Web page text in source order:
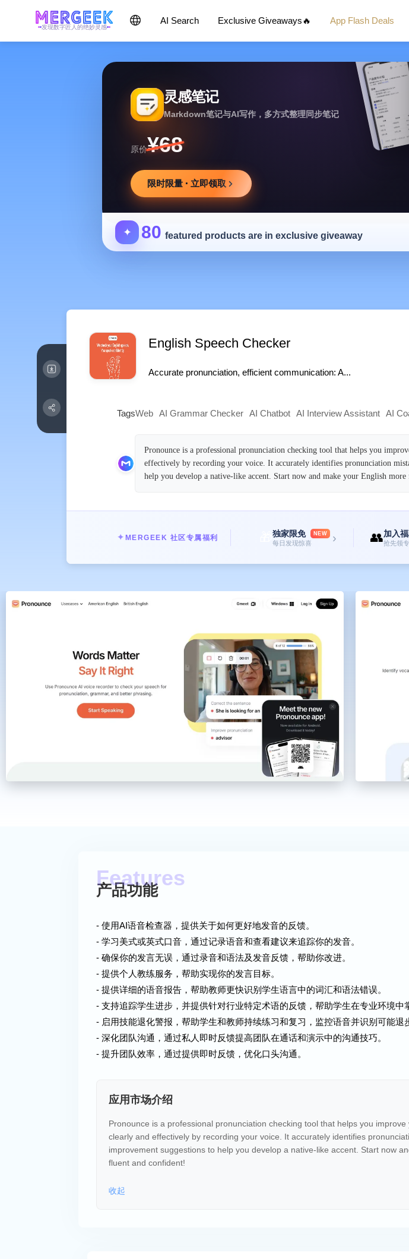
发现数字匠人的绝妙灵感
AI Search Exclusive Giveaways🔥 App Flash Deals
灵感笔记
Markdown笔记与AI写作，多方式整理同步笔记
原价¥68
限时限量 · 立即领取
✦ 80 featured products are in exclusive giveaway
English Speech Checker
Accurate pronunciation, efficient communication: A...
TagsWeb AI Grammar Checker AI Chatbot AI Interview Assistant AI
Pronounce is a professional pronunciation checking tool that helps you
effectively by recording your voice. It accurately identifies pronunciation
help you develop a native-like accent. Start now and make your English
✦ MERGEEK 社区专属福利 独家限免 NEW
每日发现惊喜 › 👥加入
抢先领
产品功能
- 使用AI语音检查器，提供关于如何更好地发音的反馈。
- 学习美式或英式口音，通过记录语音和查看建议来追踪你的发音。
- 确保你的发言无误，通过录音和语法及发音反馈，帮助你改进。
- 提供个人教练服务，帮助实现你的发言目标。
- 提供详细的语音报告，帮助教师更快识别学生语言中的词汇和语法错误。
- 支持追踪学生进步，并提供针对行业特定术语的反馈，帮助学生在专业环境中
- 启用技能退化警报，帮助学生和教师持续练习和复习，监控语音并识别可能退
- 深化团队沟通，通过私人即时反馈提高团队在通话和演示中的沟通技巧。
- 提升团队效率，通过提供即时反馈，优化口头沟通。
应用市场介绍
Pronounce is a professional pronunciation checking tool that helps you
clearly and effectively by recording your voice. It accurately identifies
improvement suggestions to help you develop a native-like accent. Start now
fluent and confident!
收起